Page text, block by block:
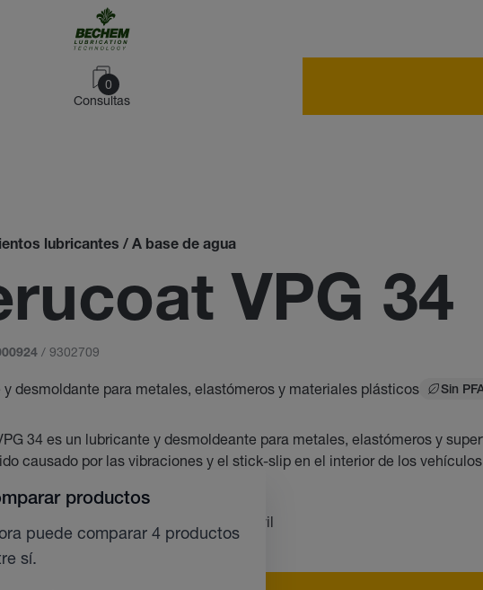
0
Consultas
lubricantes / A base de agua
VPG 34
/ 9302709
y desmoldante para metales, elastómeros y materiales plásticos Sin
34 es un lubricante y desmoldeante para metales, elastómeros y
causado por las vibraciones y el stick-slip en el interior de los
Industria del automóvil
productos
puede comparar 4 productos
sí.